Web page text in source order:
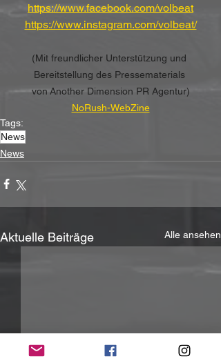
https://www.facebook.com/volbeat
https://www.instagram.com/volbeat/
(Mit freundlicher Unterstützung und
Bereitstellung des Pressematerials
von Another Dimension PR Agentur)
NoRush-WebZine
Tags:
News
News
Aktuelle Beiträge Alle ansehen